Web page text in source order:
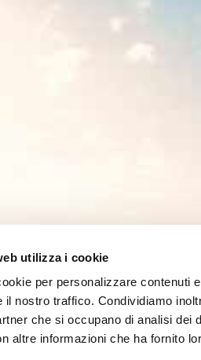
utilizza i cookie
per personalizzare contenuti
il nostro traffico. Condividiamo
che si occupano di analisi dei
altre informazioni che ha fornito